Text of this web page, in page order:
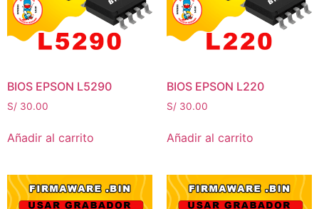
BIOS EPSON L5290
S/ 30.00
Añadir al carrito
BIOS EPSON L220
S/ 30.00
Añadir al carrito